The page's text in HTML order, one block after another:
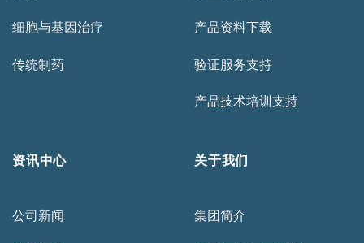
细胞与基因治疗
传统制药
产品资料下载
验证服务支持
产品技术培训支持
资讯中心
公司新闻
关于我们
集团简介